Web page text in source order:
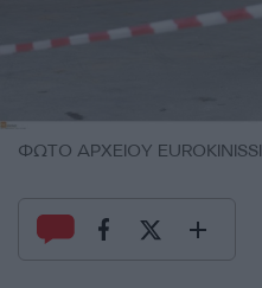
ΦΩΤΟ ΑΡΧΕΙΟΥ EUROKINISSI